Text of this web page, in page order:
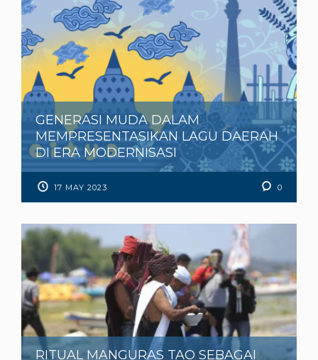
GENERASI MUDA DALAM
MEMPRESENTASIKAN LAGU DAERAH
DI ERA MODERNISASI
17 MAY 2023 0
RITUAL MANGURAS TAO SEBAGAI